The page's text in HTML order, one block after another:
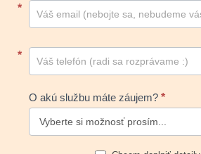
*
*
O akú službu máte záujem? *